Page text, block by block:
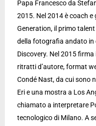
Papa Francesco da
2015. Nel 2014 è coach
Generation, il primo
della fotografia andato in
Discovery. Nel 2015
ritratti d’autore, format
Condé Nast, da cui sono
Eri e una mostra a Los
chiamato a interpretare
tecnologico di Milano. A